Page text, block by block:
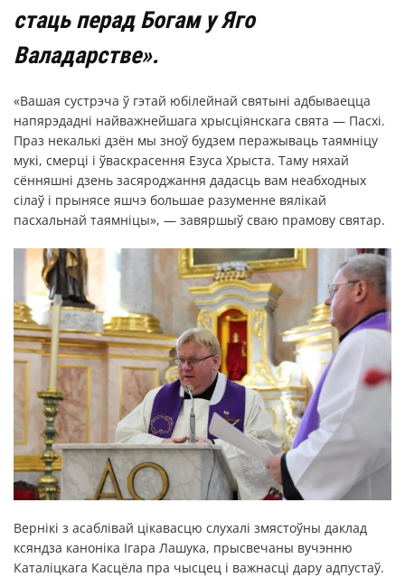
стаць перад Богам у Яго
Валадарстве».
«Вашая сустрэча ў гэтай юбілейнай святыні адбываецца
напярэдадні найважнейшага хрысціянскага свята — Пасхі.
Праз некалькі дзён мы зноў будзем перажываць таямніцу
мукі, смерці і ўваскрасення Езуса Хрыста. Таму няхай
сённяшні дзень засяроджання дадасць вам неабходных
сілаў і прынясе яшчэ большае разуменне вялікай
пасхальнай таямніцы», — завяршыў сваю прамову святар.
Вернікі з асаблівай цікавасцю слухалі змястоўны даклад
ксяндза каноніка Ігара Лашука, прысвечаны вучэнню
Каталіцкага Касцёла пра чысцец і важнасці дару адпустаў.